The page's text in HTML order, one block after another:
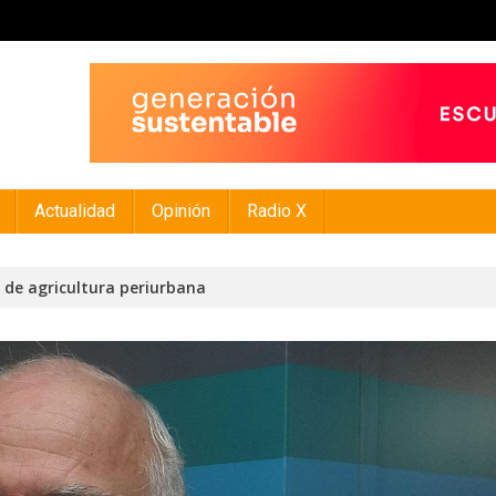
Actualidad Opinión Radio X
agricultura periurbana